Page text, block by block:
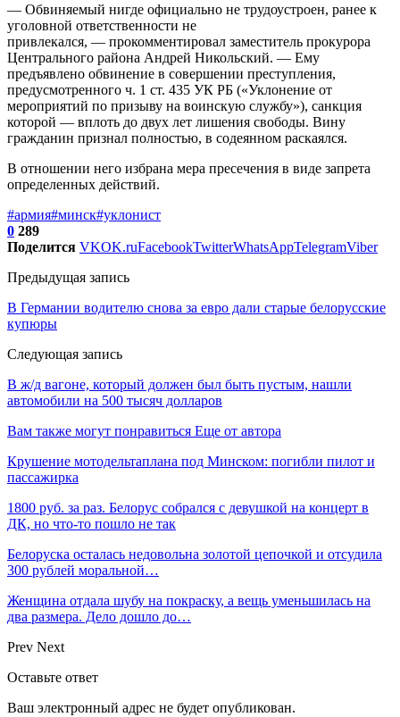
— Обвиняемый нигде официально не трудоустроен, ранее к
уголовной ответственности не
привлекался, — прокомментировал заместитель прокурора
Центрального района Андрей Никольский. — Ему
предъявлено обвинение в совершении преступления,
предусмотренного ч. 1 ст. 435 УК РБ («Уклонение от
мероприятий по призыву на воинскую службу»), санкция
которой — вплоть до двух лет лишения свободы. Вину
гражданин признал полностью, в содеянном раскаялся.
В отношении него избрана мера пресечения в виде запрета
определенных действий.
#армия#минск#уклонист
0 289
Поделится VKOK.ruFacebookTwitterWhatsAppTelegramViber
Предыдущая запись
В Германии водителю снова за евро дали старые белорусские
купюры
Следующая запись
В ж/д вагоне, который должен был быть пустым, нашли
автомобили на 500 тысяч долларов
Вам также могут понравиться Еще от автора
Крушение мотодельтаплана под Минском: погибли пилот и
пассажирка
1800 руб. за раз. Белорус собрался с девушкой на концерт в
ДК, но что-то пошло не так
Белоруска осталась недовольна золотой цепочкой и отсудила
300 рублей моральной…
Женщина отдала шубу на покраску, а вещь уменьшилась на
два размера. Дело дошло до…
Prev Next
Оставьте ответ
Ваш электронный адрес не будет опубликован.